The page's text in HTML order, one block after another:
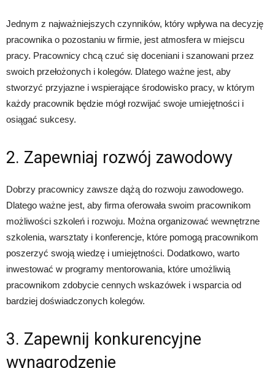
Jednym z najważniejszych czynników, który wpływa na decyzję
pracownika o pozostaniu w firmie, jest atmosfera w miejscu
pracy. Pracownicy chcą czuć się doceniani i szanowani przez
swoich przełożonych i kolegów. Dlatego ważne jest, aby
stworzyć przyjazne i wspierające środowisko pracy, w którym
każdy pracownik będzie mógł rozwijać swoje umiejętności i
osiągać sukcesy.
2. Zapewniaj rozwój zawodowy
Dobrzy pracownicy zawsze dążą do rozwoju zawodowego.
Dlatego ważne jest, aby firma oferowała swoim pracownikom
możliwości szkoleń i rozwoju. Można organizować wewnętrzne
szkolenia, warsztaty i konferencje, które pomogą pracownikom
poszerzyć swoją wiedzę i umiejętności. Dodatkowo, warto
inwestować w programy mentorowania, które umożliwią
pracownikom zdobycie cennych wskazówek i wsparcia od
bardziej doświadczonych kolegów.
3. Zapewnij konkurencyjne
wynagrodzenie